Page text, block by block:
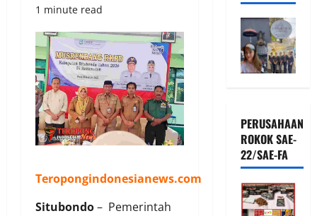
1 minute read
Teropongindonesianews.com
Situbondo– Pemerintah
PERUSAHAAN
ROKOK SAE-
22/SAE-FA